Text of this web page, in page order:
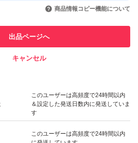
引を完了させた実績があります
での取引実績があります
このユーザーは高頻度で24時間以内
＆設定した発送日数内に発送していま
す
このユーザーは高頻度で24時間以内
商品情報コピー機能について
出品ページへ
キャンセル